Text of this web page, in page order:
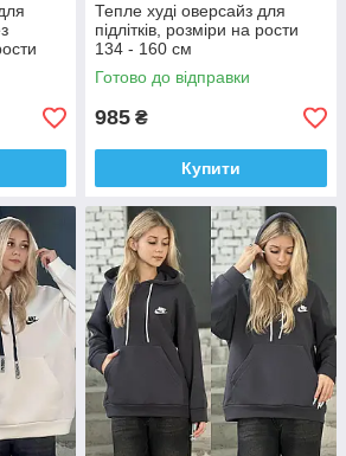
Тепле худі оверсайз для
підлітків, розміри на рости
134 - 160 см
Готово до відправки
985 ₴
Купити